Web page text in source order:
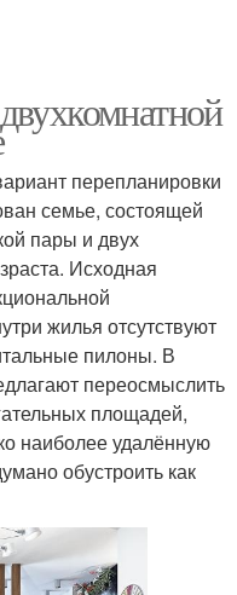
перепланировки
семье, состоящей
пары и двух
Исходная
жилья отсутствуют
пилоны. В
переосмыслить
площадей,
наиболее удалённую
обустроить как